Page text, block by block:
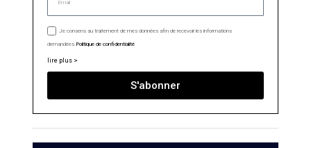
Je consens au traitement de mes données afin de recevoir les informations
demandées.Politique de confidentialité
lire plus >
S'abonner